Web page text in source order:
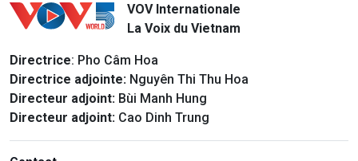
VOV Internationale
La Voix du Vietnam
Directrice: Pho Câm Hoa
Directrice adjointe: Nguyên Thi Thu Hoa
Directeur adjoint: Bùi Manh Hung
Directeur adjoint: Cao Dinh Trung